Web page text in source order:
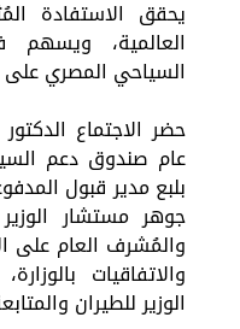
يحقق الاستفادة
العالمية،
السياحي المصري
حضر الاجتماع
عام صندوق دعم
بلبع مدير قبول
جوهر مستشار الوزير
والمُشرف العام على
والاتفاقيات
الوزير للطيران